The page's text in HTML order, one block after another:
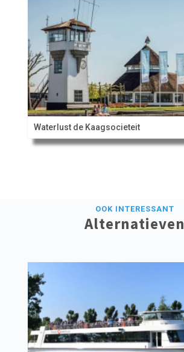
Waterlust de Kaagsocieteit
OOK INTERESSANT
Alternatieven